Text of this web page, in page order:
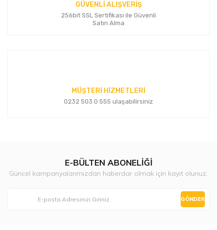
GÜVENLİ ALIŞVERİŞ
256bit SSL Sertifikası ile Güvenli
Satın Alma
MÜŞTERİ HİZMETLERİ
0232 503 0 555 ulaşabilirsiniz
E-BÜLTEN ABONELİĞİ
Güncel kampanyalarımızdan haberdar olmak için kayıt olunuz.
GÖNDER